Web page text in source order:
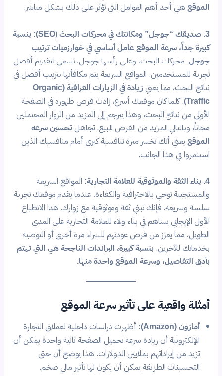
الموقع هي أحد أهم العوامل التي تؤثر على ذلك بشكل مباشر.
3. صديقك “جوجل” ومكانتك في محركات البحث (SEO):
بنسبة
كبيرة جداً، سرعة الموقع عامل أساسي في خوارزميات ترتيب
جوجل. محركات البحث، وعلى رأسها جوجل، تسعى لتقديم أفضل
تجربة للمستخدمين. المواقع السريعة يتم مكافأتها بترتيب أفضل في
نتائج البحث، مما يعني
زيادة في الزيارات العرافية (Organic
Traffic) . كلما كان موقعك أسرع، زادت فرص ظهوره في الصفحة
الأولى من نتائج البحث، وهذا يترجم إلى المزيد من الزوار المحتملين
مجاناً، وبالتالي المزيد من الفرص للبيع. تجاهلتحسين سرعة
الموقع يعني أنك تخسر ميزة تنافسية كبرى أمام منافسيك الذين
استثمروا في هذا الجانب.
4. بناء الثقة والموثوقية للعلامة التجارية:
المواقع السريعة
والمستجيبة توحي بالاحترافية والكفاءة. عندما يقدم موقعك تجربة
سلسة وسريعة، فإنك تبني ثقة وموثوقية مع زوارك. هذا الانطباع
الأول الإيجابي يساهم في بناء ولاء للعلامة التجارية على المدى
الطويل، مما يعزز من فرص عودتهم للشراء مرة أخرى أو التوصية
بخدماتك للآخرين. بنسبة كبيرة، البراندات الناجحة هي التي تهتم
بأدق التفاصيل، وسرعة الموقع واحدة منها.
أمثلة واقعية على تأثير سرعة الموقع
أمازون (Amazon):
أظهرت دراسات داخلية لعملاق التجارة
الإلكترونية أن زيادة سرعة تحميل الصفحة ثانية واحدة يمكن أن
تزيد من إيراداتهم بملايين الدولارات. هذا يوضح أن حتى
التحسينات الطزيقة يمكن أن يكون لها تأثير مالي ضخم.